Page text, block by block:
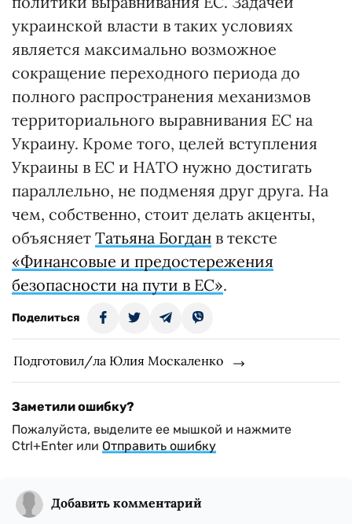
украинской власти в таких условиях
является максимально возможное
сокращение переходного периода до
полного распространения механизмов
территориального выравнивания ЕС на
Украину. Кроме того, целей вступления
Украины в ЕС и НАТО нужно достигать
параллельно, не подменяя друг друга. На
чем, собственно, стоит делать акценты,
объясняет Татьяна Богдан в тексте
«Финансовые и предостережения
безопасности на пути в ЕС».
Поделиться
Подготовил/ла Юлия Москаленко
Заметили ошибку?
Пожалуйста, выделите ее мышкой и нажмите
Ctrl+Enter или Отправить ошибку
Добавить комментарий